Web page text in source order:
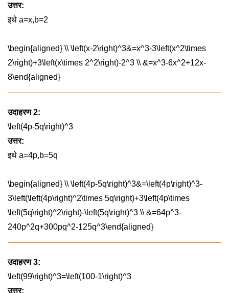
उत्तर:
इथे a=x,b=2
\begin{aligned} \\ \left(x-2\right)^3&=x^3-3\left(x^2\times
2\right)+3\left(x\times 2^2\right)-2^3 \\ &=x^3-6x^2+12x-
8\end{aligned}
उदाहरण 2:
\left(4p-5q\right)^3
उत्तर:
इथे a=4p,b=5q
\begin{aligned} \\ \left(4p-5q\right)^3&=\left(4p\right)^3-
3\left(\left(4p\right)^2\times 5q\right)+3\left(4p\times
\left(5q\right)^2\right)-\left(5q\right)^3 \\ &=64p^3-
240p^2q+300pq^2-125q^3\end{aligned}
उदाहरण 3:
\left(99\right)^3=\left(100-1\right)^3
उत्तर: